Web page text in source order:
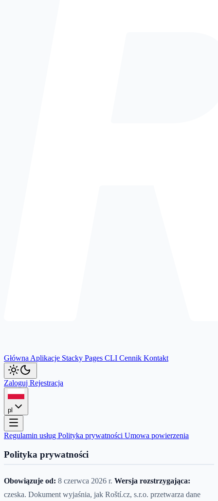
Główna Aplikacje Stacky Pages CLI Cennik Kontakt
Zaloguj Rejestracja
pl
Regulamin usług Polityka prywatności Umowa powierzenia
Polityka prywatności
Obowiązuje od: 8 czerwca 2026 r. Wersja rozstrzygająca:
czeska. Dokument wyjaśnia, jak Roští.cz, s.r.o. przetwarza dane